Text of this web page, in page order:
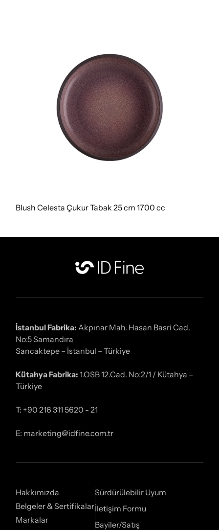
Blush Celesta Çukur Tabak 25 cm 1700 cc
İstanbul Fabrika: Akpınar Mah. Hasan Basri Cad.
No:5 Samandıra
Sancaktepe – İstanbul – Türkiye
Kütahya Fabrika: 1.OSB 12.Cad. No:2/1 / Kütahya –
Türkiye
T: +90 216 311 5620 - 21
E: marketing@idfine.com.tr
Hakkımızda
Belgeler & Sertifikalar
Markalar
Sürdürülebilir Uyum
İletişim Formu
Bayiler/Satış